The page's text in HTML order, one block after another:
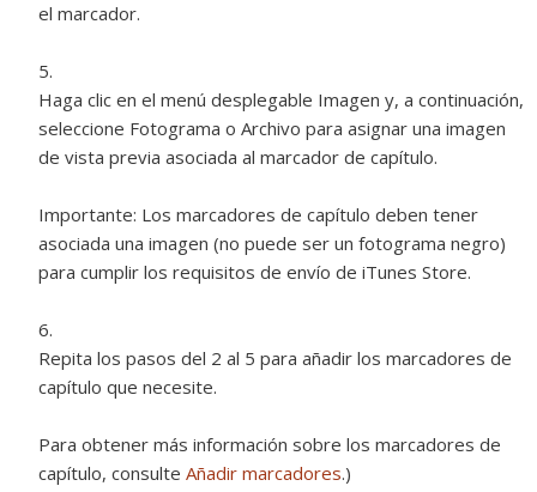
el marcador.
Haga clic en el menú desplegable Imagen y, a continuación,
seleccione Fotograma o Archivo para asignar una imagen
de vista previa asociada al marcador de capítulo.
Importante: Los marcadores de capítulo deben tener
asociada una imagen (no puede ser un fotograma negro)
para cumplir los requisitos de envío de iTunes Store.
Repita los pasos del 2 al 5 para añadir los marcadores de
capítulo que necesite.
Para obtener más información sobre los marcadores de
capítulo, consulte Añadir marcadores.)